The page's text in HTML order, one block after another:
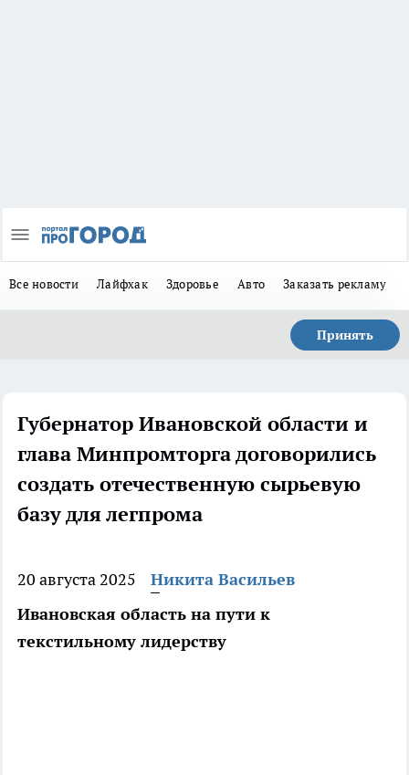
Все новости Лайфхак Здоровье Авто Заказать рекламу
Принять
Губернатор Ивановской области и
глава Минпромторга договорились
создать отечественную сырьевую
базу для легпрома
20 августа 2025
Никита Васильев
Ивановская область на пути к
текстильному лидерству